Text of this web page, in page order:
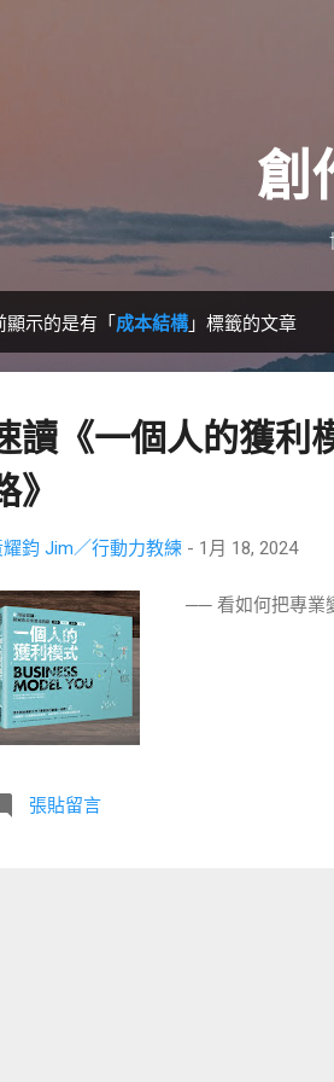
創
顯示的是有「 成本結構」標籤的文章
讀《一個人的獲利
》
耀鈞 Jim／行動力教練 - 1月 18, 2024
── 看如何把專業
張貼留言